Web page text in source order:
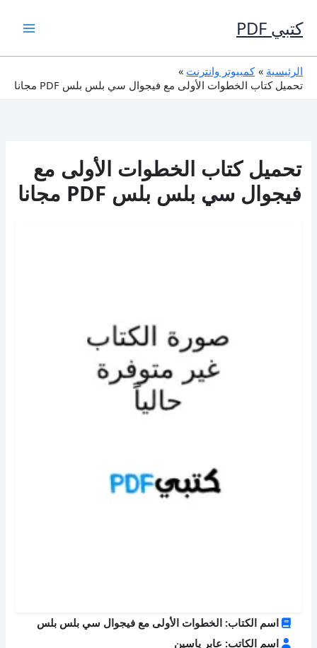
إلى
المحتوى
كتبي PDF
الرئيسية
كمبيوتر وانترنت
تحميل كتاب الخطوات الأولى مع فيجوال سي بلس بلس PDF مجانا
تحميل كتاب الخطوات الأولى مع
فيجوال سي بلس بلس PDF مجانا
اسم الكتاب: الخطوات الأولى مع فيجوال سي بلس بلس
اسم الكاتب: عابر ياسين